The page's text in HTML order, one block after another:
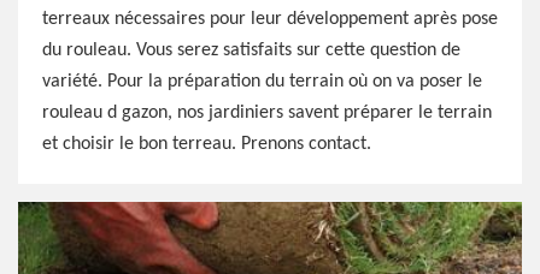
terreaux nécessaires pour leur développement après pose
du rouleau. Vous serez satisfaits sur cette question de
variété. Pour la préparation du terrain où on va poser le
rouleau d gazon, nos jardiniers savent préparer le terrain
et choisir le bon terreau. Prenons contact.